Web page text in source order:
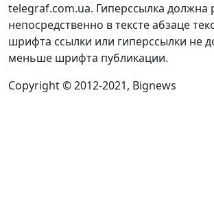
telegraf.com.ua. Гиперссылка должна
непосредственно в тексте абзаце
шрифта ссылки или гиперссылки не
меньше шрифта публикации.
Copyright © 2012-2021, Bignews